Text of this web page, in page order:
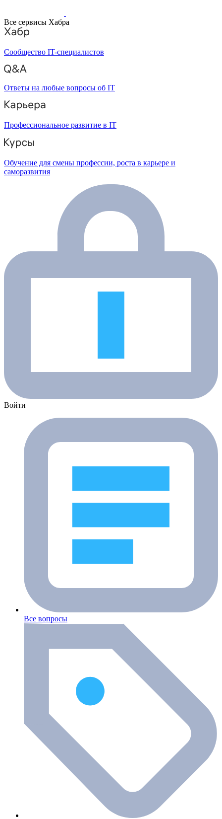
Все сервисы Хабра
Сообщество IT-специалистов
Ответы на любые вопросы об IT
Профессиональное развитие в IT
Обучение для смены профессии, роста в карьере и
саморазвития
Войти
Все вопросы